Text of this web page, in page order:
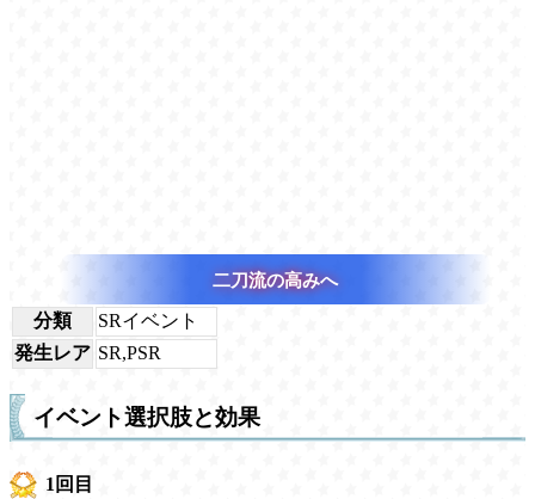
二刀流の高みへ
分類
SRイベント
発生レア SR,PSR
イベント選択肢と効果
1回目